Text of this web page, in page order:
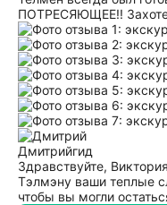
ПОТРЕСЯЮЩЕЕ!!
Дмитрийгид
Здравствуйте,
Тэлмэну ваши теплые
чтобы вы могли